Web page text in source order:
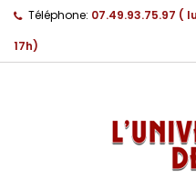
Téléphone: 07.49.93.75.97 (
17h)